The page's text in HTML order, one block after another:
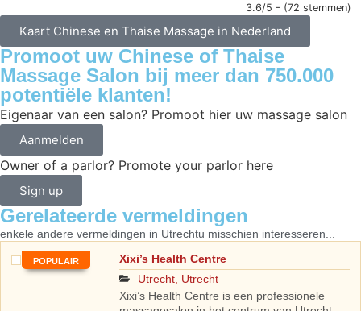
3.6/5 - (72 stemmen)
Kaart Chinese en Thaise Massage in Nederland
Promoot uw Chinese of Thaise
Massage Salon bij meer dan 750.000
potentiële klanten!
Eigenaar van een salon? Promoot hier uw massage salon
Aanmelden
Owner of a parlor? Promote your parlor here
Sign up
Gerelateerde vermeldingen
enkele andere vermeldingen in Utrechtu misschien interesseren...
POPULAIR
Xixi’s Health Centre
Utrecht Utrecht
Xixi’s Health Centre is een professionele